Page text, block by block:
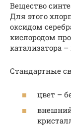
Вещество
Для этого
оксидом
кислородом
катализатора
Стандартные
цвет –